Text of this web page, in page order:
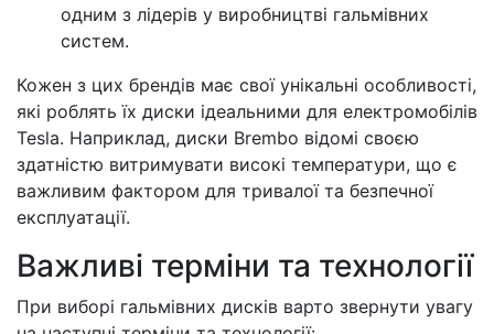
одним з лідерів у виробництві гальмівних
систем.
Кожен з цих брендів має свої унікальні особливості,
які роблять їх диски ідеальними для електромобілів
Tesla. Наприклад, диски Brembo відомі своєю
здатністю витримувати високі температури, що є
важливим фактором для тривалої та безпечної
експлуатації.
Важливі терміни та технології
При виборі гальмівних дисків варто звернути увагу